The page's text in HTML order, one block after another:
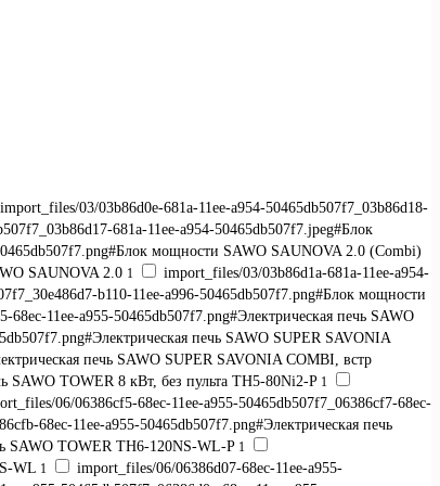
import_files/03/03b86d0e-681a-11ee-a954-50465db507f7_03b86d18-
681a-11ee-a954-50465db507f7.jpeg#Блок
мощности SAWO SAUNOVA 2.0 (Combi)
SAUNOVA 2.0 1
import_files/03/03b86d1a-681a-11ee-a954-
b110-11ee-a996-50465db507f7.png#Блок мощности
11ee-a955-50465db507f7.png#Электрическая печь SAWO
печь SAWO SUPER SAVONIA
печь SAWO SUPER SAVONIA COMBI, встр
SAWO TOWER 8 кВт, без пульта TH5-80Ni2-P 1
06/06386cf5-68ec-11ee-a955-50465db507f7_06386cf7-68ec-
68ec-11ee-a955-50465db507f7.png#Электрическая печь
SAWO TOWER TH6-120NS-WL-P 1
WL 1
import_files/06/06386d07-68ec-11ee-a955-